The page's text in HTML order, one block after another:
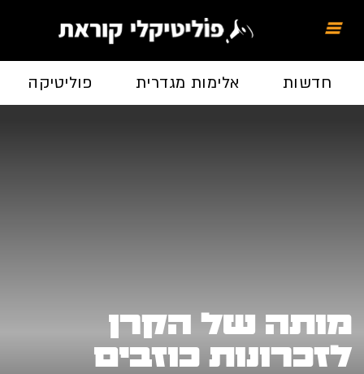
חדשות אלימות מגדרית פוליטיקה
מותה של הקרן
לזכרונות כוזבים